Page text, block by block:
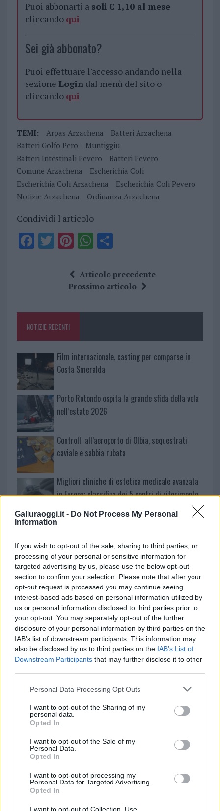
Galluraoggi.it - Do Not Process My Personal
Information
If you wish to opt-out of the sale, sharing to third parties, or
processing of your personal or sensitive information for
targeted advertising by us, please use the below opt-out
section to confirm your selection. Please note that after your
opt-out request is processed you may continue seeing
interest-based ads based on personal information utilized by
us or personal information disclosed to third parties prior to
your opt-out. You may separately opt-out of the further
disclosure of your personal information by third parties on the
IAB’s list of downstream participants. This information may
also be disclosed by us to third parties on the IAB’s List of
Downstream Participants that may further disclose it to other
Please note that this website/app uses one or more Google
not limited to your visit or usage behaviour. You may click to
grant or deny consent to Google and its third-party tags to
use your data for below specified purposes in below Google
consent section.
Personal Data Processing Opt Outs
I want to opt-out of the Sharing of my
personal data.
Opted In
I want to opt-out of the Sale of my
Personal Data.
Opted In
I want to opt-out of processing my
Personal Data for Targeted Advertising.
Opted In
I want to opt-out of Collection, Use,
Puoi abbonarti a soli € 1,10 al mese
cliccando qui
Sei già abbonato?
Puoi effettuare l'accesso andando nella
sezione Logindal menù del sito o
cliccando qui
TEMI: Arpas Arzachena
Batteri Arzachena
Batteri Golfo Pero – Muntiggiu
Batteri Intestinali Pevero
Batteri Pevero
Comune Arzachena
Escherichia Coli
Escherichia Coli Arzachena
Escherichia Coli Pevero
Notizie Arzachena
Ordinanza Arzachena
Condividi l'articolo
F
o
k
T Pi
te
re
W
at
s
p
S
a
re
Articolo precedente
Prossimo articolo
NOTIZIE RECENTI
Film internazionale, casting per comparse in
Costa Smeralda
Porto Rotondo ospita la grande sfida della vela
nell’estate 2026
Controlli all’aeroporto di Olbia, sequestrati
caviale e sabbia rubata
Migliori cliniche di estetica medicale avanzata
in Europa: classifica dei 5 centri di riferimento
Incendi, a San Pasquale arriva il Campo Base:
Andrea Mura conquista Palau: grande
partecipazione per il suo racconto
Calangianus, allarme sul centro accoglienza
minori, Albieri: “Episodi gravissimi”
NECROLOGIE
Mario Malu